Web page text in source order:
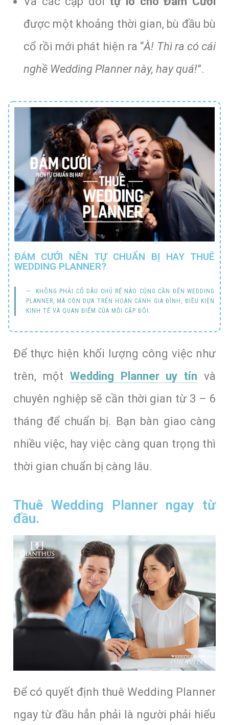
được một khoảng thời gian, bù đầu bù
cổ rồi mới phát hiện ra “À! Thì ra có cái
nghề Wedding Planner này, hay quá!”.
ĐÁM CƯỚI NÊN TỰ CHUẨN BỊ HAY THUÊ
WEDDING PLANNER?
KHÔNG PHẢI CÔ DÂU CHÚ RỂ NÀO CŨNG CẦN ĐẾN WEDDING
PLANNER, MÀ CÒN DỰA TRÊN HOÀN CẢNH GIA ĐÌNH, ĐIỀU KIỆN
KINH TẾ VÀ QUAN ĐIỂM CỦA MỖI CẶP ĐÔI.
Để thực hiện khối lượng công việc như
trên, một Wedding Planner uy tín và
chuyên nghiệp sẽ cần thời gian từ 3 – 6
tháng để chuẩn bị. Bạn bàn giao càng
nhiều việc, hay việc càng quan trọng thì
thời gian chuẩn bị càng lâu.
Thuê Wedding Planner ngay từ
đầu.
Để có quyết định thuê Wedding Planner
ngay từ đầu hẳn phải là người phải hiểu